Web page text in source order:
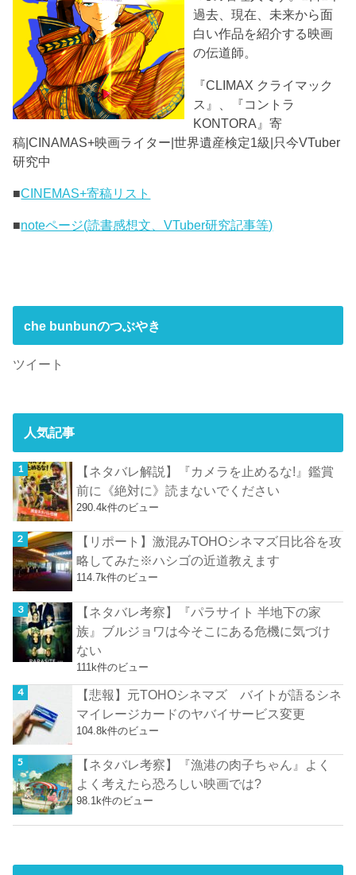
過去、現在、未来から面
白い作品を紹介する映画
の伝道師。
『CLIMAX クライマック
ス』、『コントラ
KONTORA』寄
稿|CINAMAS+映画ライター|世界遺産検定1級|只今VTuber
研究中
■CINEMAS+寄稿リスト
■noteページ(読書感想文、VTuber研究記事等)
che bunbunのつぶやき
ツイート
人気記事
【ネタバレ解説】『カメラを止めるな!』鑑賞
前に《絶対に》読まないでください
290.4k件のビュー
【リポート】激混みTOHOシネマズ日比谷を攻
略してみた※ハシゴの近道教えます
114.7k件のビュー
【ネタバレ考察】『パラサイト 半地下の家
族』ブルジョワは今そこにある危機に気づけ
ない
111k件のビュー
【悲報】元TOHOシネマズ バイトが語るシネ
マイレージカードのヤバイサービス変更
104.8k件のビュー
【ネタバレ考察】『漁港の肉子ちゃん』よく
よく考えたら恐ろしい映画では?
98.1k件のビュー